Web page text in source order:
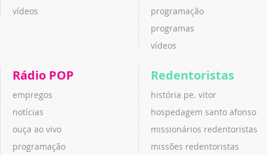
vídeos
programação
programas
vídeos
Rádio POP
empregos
notícias
ouça ao vivo
programação
Redentoristas
história pe. vitor
hospedagem santo afonso
missionários redentoristas
missões redentoristas